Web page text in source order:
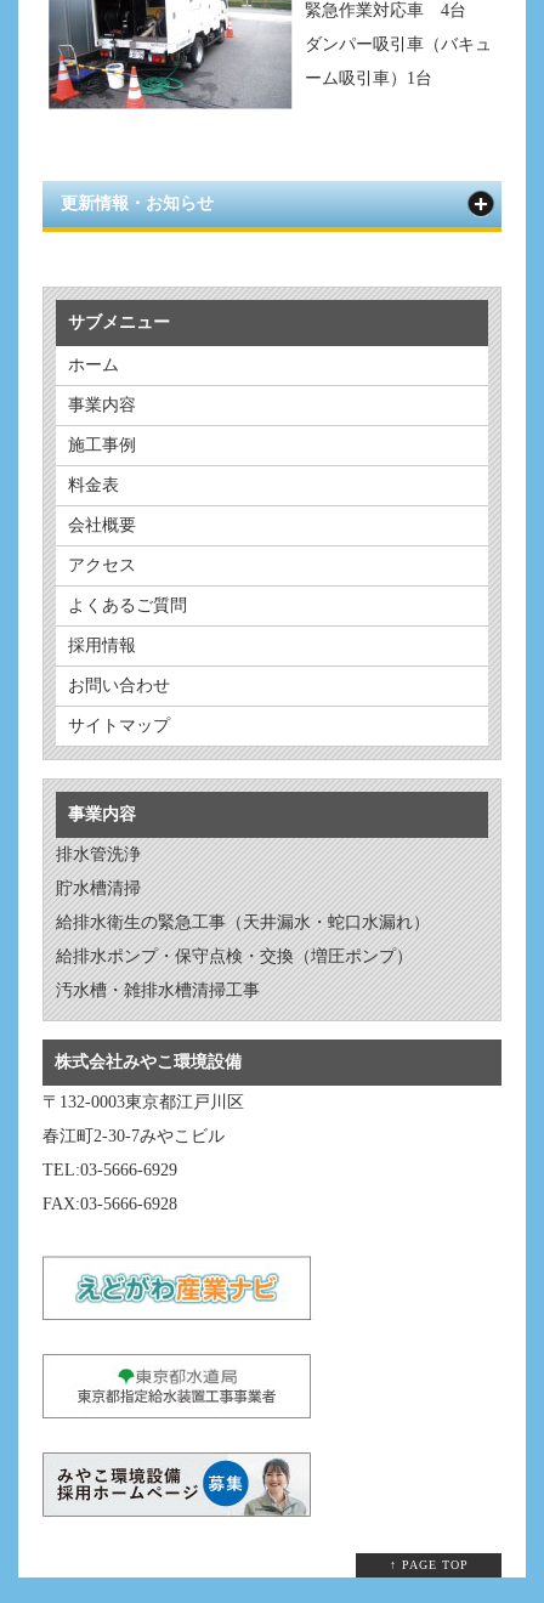
緊急作業対応車 4台
ダンパー吸引車（バキュ
ーム吸引車）1台
更新情報・お知らせ
サブメニュー
ホーム
事業内容
施工事例
料金表
会社概要
アクセス
よくあるご質問
採用情報
お問い合わせ
サイトマップ
事業内容
排水管洗浄
貯水槽清掃
給排水衛生の緊急工事（天井漏水・蛇口水漏れ）
給排水ポンプ・保守点検・交換（増圧ポンプ）
汚水槽・雑排水槽清掃工事
株式会社みやこ環境設備
〒132-0003東京都江戸川区
春江町2-30-7みやこビル
TEL:03-5666-6929
FAX:03-5666-6928
↑ PAGE TOP